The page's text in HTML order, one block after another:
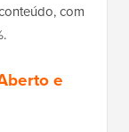
com
e